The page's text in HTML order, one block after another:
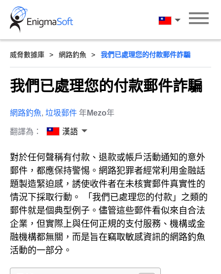
Skip
content
漢語
威脅數據庫 網路釣魚 我們已處理您的付款郵件詐騙
我們已處理您的付款郵件詐騙
網路釣魚, 垃圾郵件 年Mezo年
翻譯為： 漢語
對於任何聲稱有付款、退款或帳戶活動通知的意外
郵件，都應保持警惕。網路犯罪者經常利用金融話
題製造緊迫感，誘使收件者在未核實郵件真實性的
情況下採取行動。 「我們已處理您的付款」之類的
郵件就是個典型例子。儘管這些郵件看似來自合法
企業，但實際上與任何正規的支付服務、機構或金
融機構都無關，而是旨在竊取敏感資訊的網路釣魚
活動的一部分。